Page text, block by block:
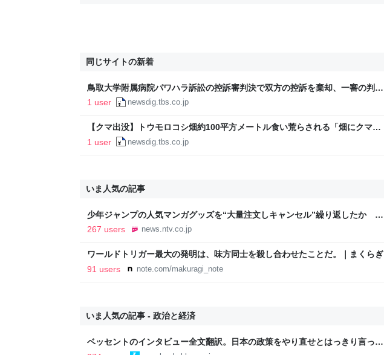
同じサイトの新着
鳥取大学附属病院パワハラ訴訟の控訴審判決で双方の控訴を棄却、一審の判決
を支持 元職員の女性は上告する意向 | TBS NEWS DIG
1 user newsdig.tbs.co.jp
【クマ出没】トウモロコシ畑約100平方メートル食い荒らされる「畑にクマの
足跡」所有者が発見し通報 現場には幅18センチほどの足跡 北海道苫小牧市
1 user newsdig.tbs.co.jp
いま人気の記事
少年ジャンプの人気マンガグッズを“大量注文しキャンセル”繰り返したか 女
逮捕 総額43億円以上（2026年8月6日掲載）｜日テレNEWS NNN
267 users news.ntv.co.jp
ワールドトリガー最大の発明は、味方同士を殺し合わせたことだ。｜まくらぎ
91 users
note.com/makuragi_note
いま人気の記事 - 政治と経済
ベッセントのインタビュー全文翻訳。日本の政策をやり直せとはっきり言って